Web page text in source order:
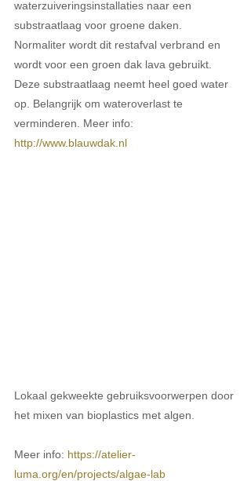
waterzuiveringsinstallaties naar een
substraatlaag voor groene daken.
Normaliter wordt dit restafval verbrand en
wordt voor een groen dak lava gebruikt.
Deze substraatlaag neemt heel goed water
op. Belangrijk om wateroverlast te
verminderen. Meer info:
http://www.blauwdak.nl
Lokaal gekweekte gebruiksvoorwerpen door
het mixen van bioplastics met algen.
Meer info: https://atelier-
luma.org/en/projects/algae-lab